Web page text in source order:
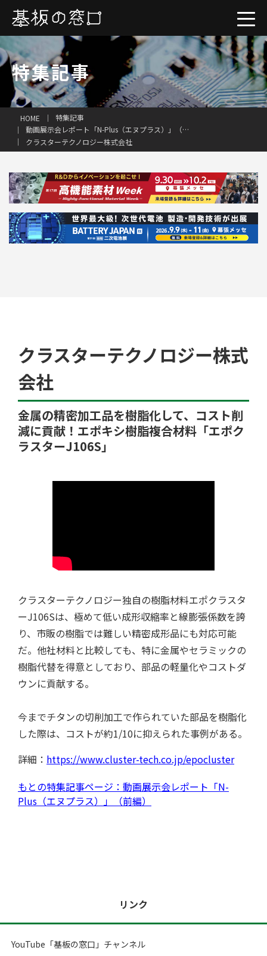
クチコミ
用語集
特集記事
HOME
特集記事
動画展示会レポート「N-Plus（エヌプラス）」（前編）
クラスターテクノロジー株式会社
クラスターテクノロジー株式
会社
金属の精密加工品を樹脂化して、コスト削
減に貢献！エポキシ樹脂複合材料「エポク
ラスターJ106S」
クラスターテクノロジー独自の樹脂材料エポクラスタ
ーJ106Sは、極めて低い成形収縮率と線膨張係数を誇
り、市販の樹脂では難しい精密成形品にも対応可能
だ。他社材料と比較しても、特に金属やセラミックの
樹脂代替を得意としており、部品の軽量化やコストダ
ウンに貢献する。
今までチタンの切削加工で作られていた部品を樹脂化
した際は、コストが約1/10に抑えられた事例がある。
詳細： https://www.cluster-tech.co.jp/epocluster
もとの特集記事ページ：動画展示会レポート「N-
Plus（エヌプラス）」（前編）
リンク
YouTube「基板の窓口」チャンネル